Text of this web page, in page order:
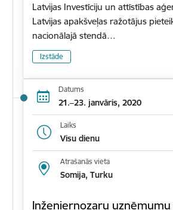
Latvijas Investīciju un attīstības
Latvijas apakšveļas ražotājus
nacionālajā stendā…
Izstāde
Datums
21.–23. janvāris, 2020
Laiks
Visu dienu
Atrašanās vieta
Somija, Turku
Inženiernozaru